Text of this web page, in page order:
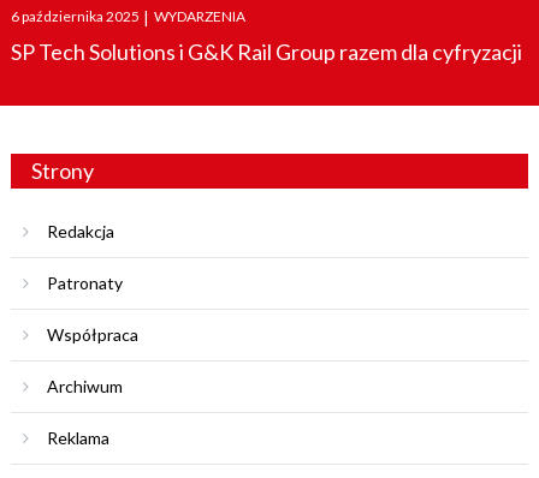
Posted
on
6 października 2025 | WYDARZENIA
SP Tech Solutions i G&K Rail Group razem dla cyfryzacji
Strony
Redakcja
Patronaty
Współpraca
Archiwum
Reklama